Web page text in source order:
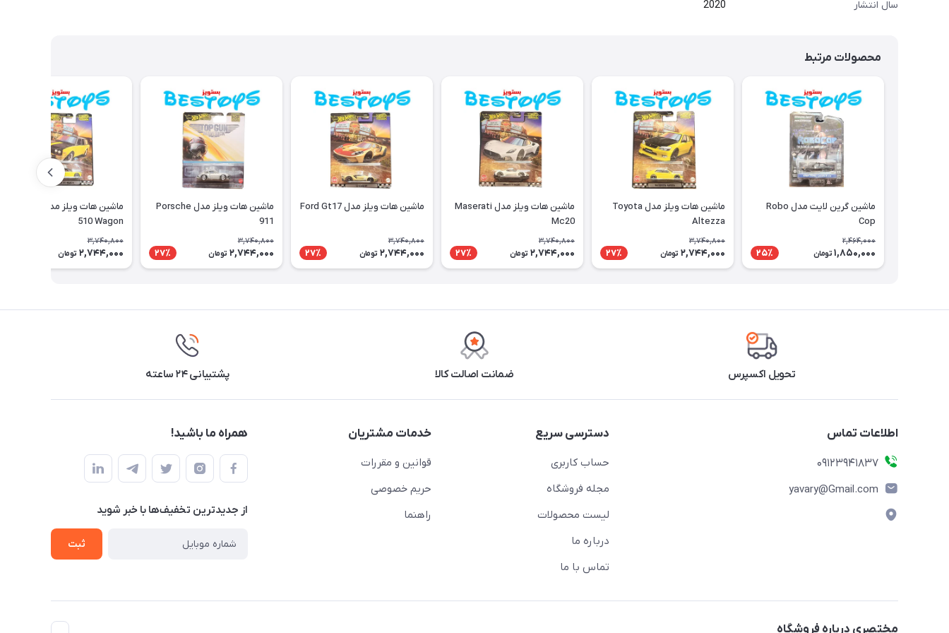
سال انتشار 2020
محصولات مرتبط
ماشین گرین لایت مدل Robo
Cop
2,464,000
1,850,000 تومان 25٪
ماشین هات ویلز مدل Toyota
Altezza
3,740,800
2,744,000 تومان 27٪
ماشین هات ویلز مدل Maserati
Mc20
3,740,800
2,744,000 تومان 27٪
ماشین هات ویلز مدل Ford Gt17
3,740,800
2,744,000 تومان 27٪
ماشین هات ویلز مدل Porsche
911
3,740,800
2,744,000 تومان 27٪
510 Wagon
3,740,800
2,744,000 تومان
تحویل اکسپرس ضمانت اصالت کالا پشتیبانی ۲۴ ساعته
اطلاعات تماس
09123941837
yavary@Gmail.com
دسترسی سریع
حساب کاربری
مجله فروشگاه
لیست محصولات
درباره ما
تماس با ما
خدمات مشتریان
قوانین و مقررات
حریم خصوصی
راهنما
همراه ما باشید!
از جدید‌ترین تخفیف‌ها با‌ خبر شوید
ثبت
مختصری درباره فروشگاه